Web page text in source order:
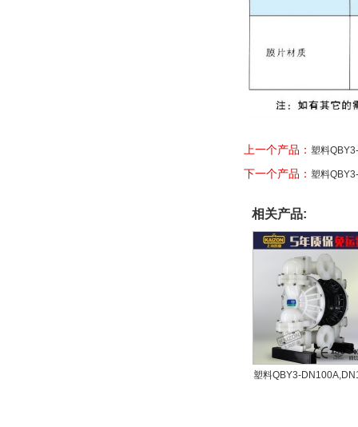
上一个产品： 塑料
下一个产品： 塑料
相关产品:
塑料QBY3-